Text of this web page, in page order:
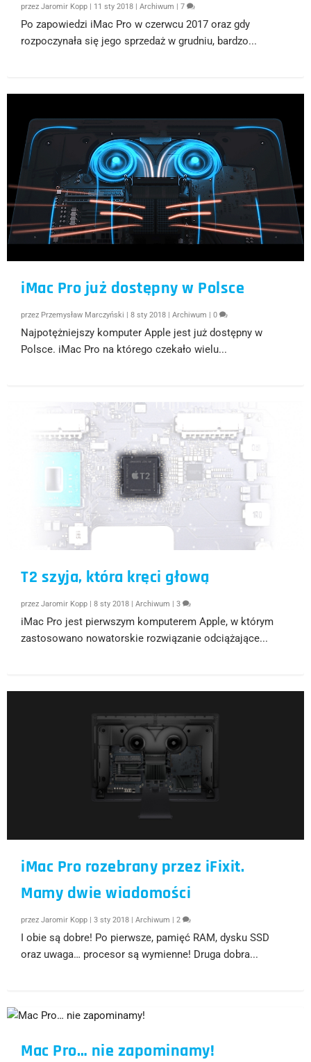
przezJaromir Kopp | 11 sty 2018 |Archiwum |7
Po zapowiedzi iMac Pro w czerwcu 2017 oraz gdy
rozpoczynała się jego sprzedaż w grudniu, bardzo...
iMac Pro już dostępny w Polsce
przez Przemysław Marczyński |8 sty 2018 |Archiwum |0
Najpotężniejszy komputer Apple jest już dostępny w
Polsce. iMac Pro na którego czekało wielu...
T2 szyja, która kręci głową
przezJaromir Kopp |8 sty 2018 |Archiwum |3
iMac Pro jest pierwszym komputerem Apple, w którym
zastosowano nowatorskie rozwiązanie odciążające...
iMac Pro rozebrany przez iFixit.
Mamy dwie wiadomości
przezJaromir Kopp |3 sty 2018 |Archiwum |2
I obie są dobre! Po pierwsze, pamięć RAM, dysku SSD
oraz uwaga… procesor są wymienne! Druga dobra...
Mac Pro… nie zapominamy!